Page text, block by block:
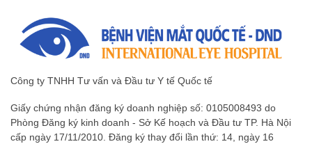
Công ty TNHH Tư vấn và Đầu tư Y tế Quốc tế